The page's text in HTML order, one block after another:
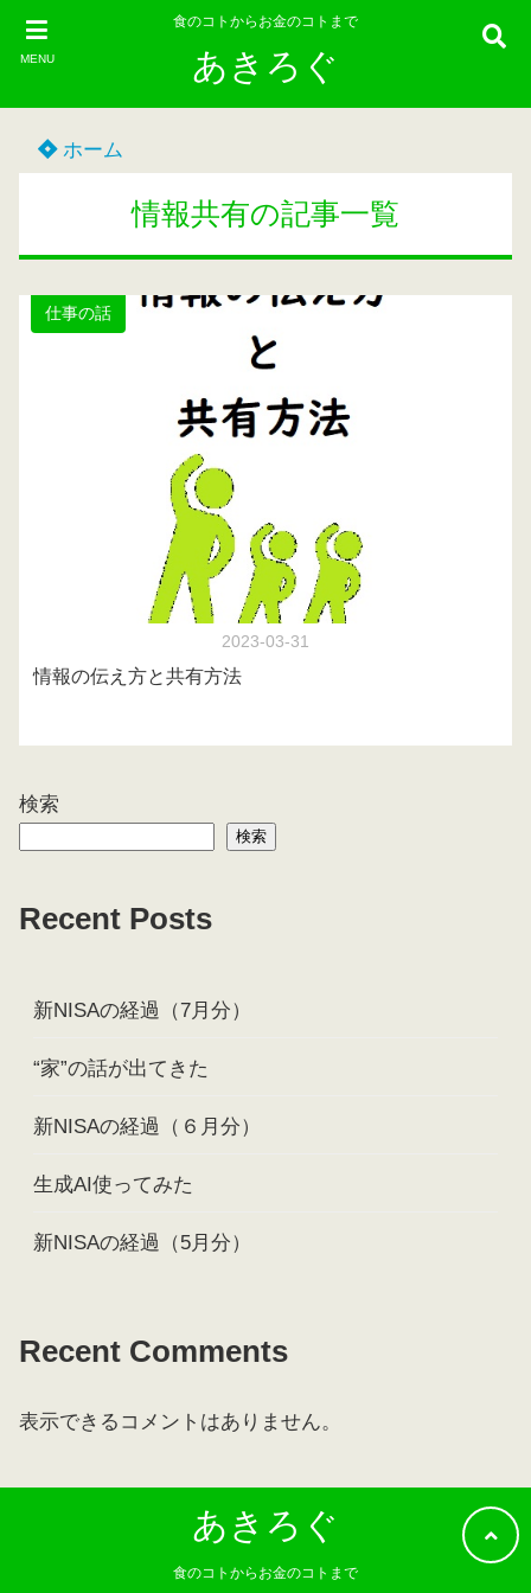
MENU
食のコトからお金のコトまで
あきろぐ
ホーム
情報共有の記事一覧
仕事の話
2023-03-31
情報の伝え方と共有方法
検索
検索
Recent Posts
新NISAの経過（7月分）
“家”の話が出てきた
新NISAの経過（６月分）
生成AI使ってみた
新NISAの経過（5月分）
Recent Comments
表示できるコメントはありません。
あきろぐ
食のコトからお金のコトまで